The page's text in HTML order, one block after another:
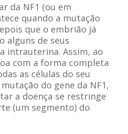
da NF1 (ou em
quando a mutação
que o embrião já
alguns de seus
intrauterina. Assim, ao
com a forma completa
as células do seu
do gene da NF1,
a doença se restringe
(um segmento) do